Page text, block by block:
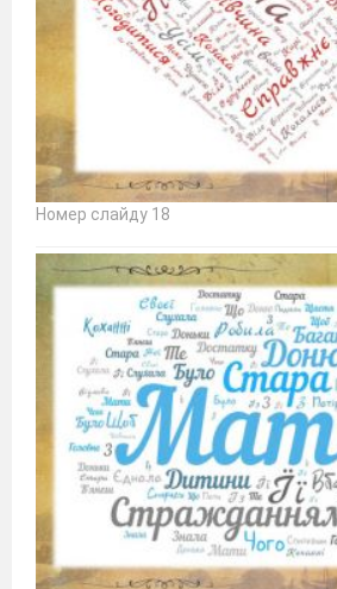
Номер слайду 18